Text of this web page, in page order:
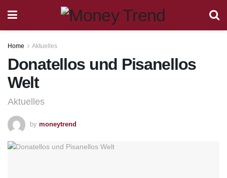
Home Aktuelles
Donatellos und Pisanellos
Welt
Aktuelles
by moneytrend